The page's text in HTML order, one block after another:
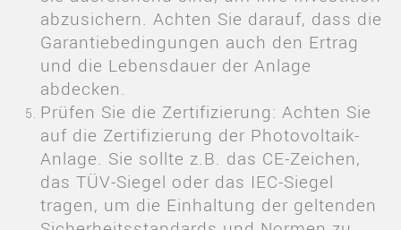
abzusichern. Achten Sie darauf, dass die
Garantiebedingungen auch den Ertrag
und die Lebensdauer der Anlage
abdecken.
Prüfen Sie die Zertifizierung: Achten Sie
auf die Zertifizierung der Photovoltaik-
Anlage. Sie sollte z.B. das CE-Zeichen,
das TÜV-Siegel oder das IEC-Siegel
tragen, um die Einhaltung der geltenden